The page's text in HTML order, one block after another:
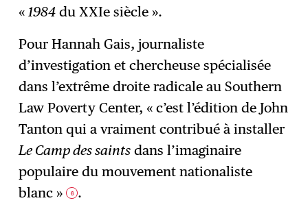
«1984 du XXIe siècle ».
Pour Hannah Gais, journaliste
d’investigation et chercheuse spécialisée
dans l’extrême droite radicale au Southern
Law Poverty Center, « c’est l’édition de John
Tanton qui a vraiment contribué à installer
Le Camp des saints dans l’imaginaire
populaire du mouvement nationaliste
blanc » 6 .